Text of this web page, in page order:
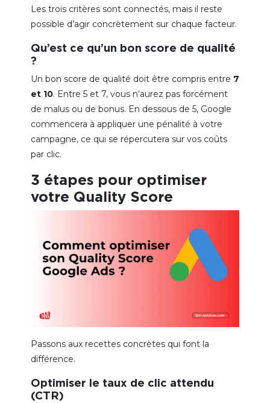
Les trois critères sont connectés, mais il reste
possible d’agir concrètement sur chaque facteur.
Qu’est ce qu’un bon score de qualité
?
Un bon score de qualité doit être compris entre 7
et 10. Entre 5 et 7, vous n’aurez pas forcément
de malus ou de bonus. En dessous de 5, Google
commencera à appliquer une pénalité à votre
campagne, ce qui se répercutera sur vos coûts
par clic.
3 étapes pour optimiser
votre Quality Score
Passons aux recettes concrètes qui font la
différence.
Optimiser le taux de clic attendu
(CTR)